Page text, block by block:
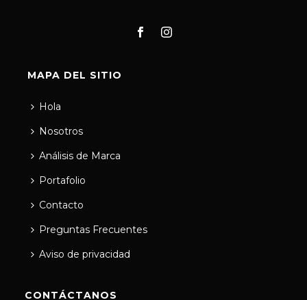
MAPA DEL SITIO
Hola
Nosotros
Análisis de Marca
Portafolio
Contacto
Preguntas Frecuentes
Aviso de privacidad
CONTÁCTANOS